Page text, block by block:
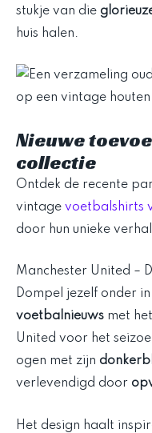
stukje van die
huis halen.
Nieuwe
collectie
Ontdek de recente
vintage voetbalshirts
door hun unieke
Manchester United –
Dompel jezelf onder
voetbalnieuws met
United voor het
ogen met zijn
verlevendigd door
Het design haalt